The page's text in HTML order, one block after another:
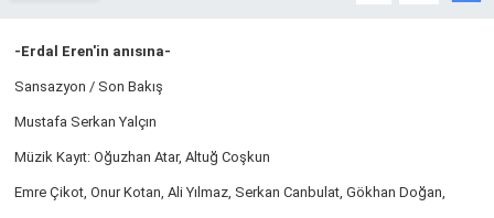
-Erdal Eren'in anısına-
Sansazyon / Son Bakış
Mustafa Serkan Yalçın
Müzik Kayıt: Oğuzhan Atar, Altuğ Coşkun
Emre Çikot, Onur Kotan, Ali Yılmaz, Serkan Canbulat, Gökhan Doğan,